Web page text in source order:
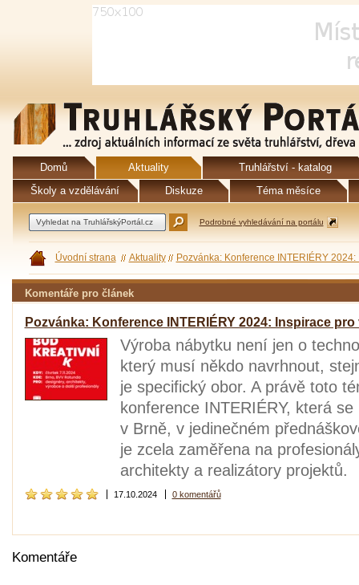
Domů Aktuality
Truhlářství - katalog
Školy a vzdělávání
Diskuze Téma měsíce
Podrobné vyhledávání na portálu
Úvodní strana Aktuality Pozvánka: Konference INTERIÉRY
Komentáře pro článek
Pozvánka: Konference INTERIÉRY 2024: Inspirace
Výroba nábytku není jen o
který musí někdo navrhnout,
je specifický obor. A právě toto
konference INTERIÉRY, která
v Brně, v jedinečném
je zcela zaměřena na
architekty a realizátory projektů.
17.10.2024 0 komentářů
Komentáře